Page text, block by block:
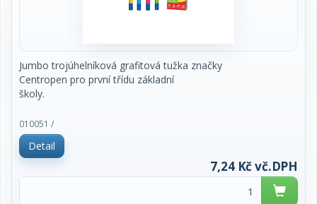
Jumbo trojúhelníková grafitová tužka značky
Centropen pro první třídu základní
školy.
- lehce se ořezává.
- odolná proti lámání.
- tvrdost 2=2B-HB-
Cena za jeden kus.
010051 /
Detail
7,24 Kč vč.DPH